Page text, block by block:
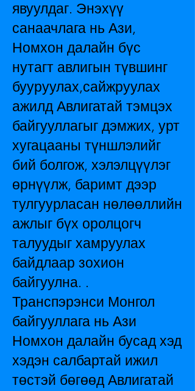
явуулдаг. Энэхүү
санаачлага нь Ази,
Номхон далайн бүс
нутагт авлигын түвшинг
бууруулах,сайжруулах
ажилд Авлигатай тэмцэх
байгууллагыг дэмжих, урт
хугацааны түншлэлийг
бий болгож, хэлэлцүүлэг
өрнүүлж, баримт дээр
тулгуурласан нөлөөллийн
ажлыг бүх оролцогч
талуудыг хамруулах
байдлаар зохион
байгуулна. .
Транспэрэнси Монгол
байгууллага нь Ази
Номхон далайн бусад хэд
хэдэн салбартай ижил
төстэй бөгөөд Авлигатай